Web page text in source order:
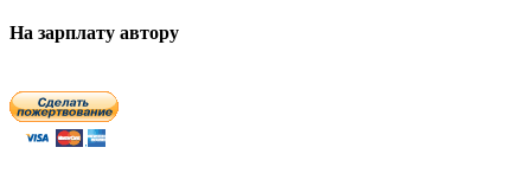
На зарплату автору